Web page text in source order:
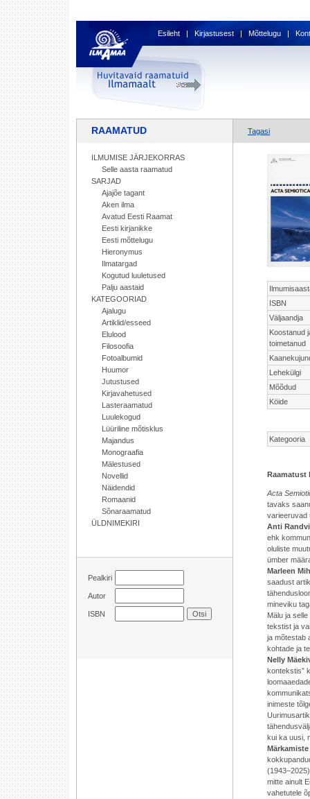
Esileht | Kirjastusest | Mõttelugu |
RAAMATUD
ILMUMISE JÄRJEKORRAS
Selle aasta raamatud
SARJAD
Ajajõe tagant
Aken ilma
Avatud Eesti Raamat
Eesti kirjanikke
Eesti mõttelugu
Hieronymus
Ilmatargad
Kogutud luuletused
Palju aastaid
KATEGOORIAD
Ajalugu
Artiklid/esseed
Elulood
Filosoofia
Fotoalbumid
Huumor
Jutustused
Kirjavahetused
Lasteraamatud
Luulekogud
Lüüriline mõtisklus
Majandus
Monograafia
Mälestused
Novellid
Näidendid
Romaanid
Sõnaraamatud
ÜLDNIMEKIRI
Pealkiri
Autor
ISBN
Tagasi
ISBN
Väljaandja
Koostanud
toimetanud
Lehekülgi
Mõõdud
Köide
Kategooria
Raamatust
Acta
tavaks
varieeruvad
Anti
ehk
oluliste
ümber
Marleen
saadust
mineviku
Mälu ja
tekstist ja
ja mõtestab
kohtade ja
Nelly
kontekstis”
inimeste
kui ka uusi,
Märkamiste
mitte ainult
vahetutele